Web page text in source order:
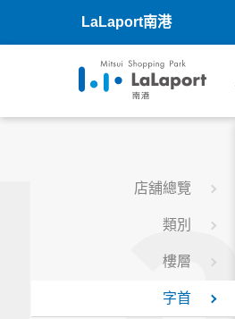
LaLaport南港
店舖總覽
類別
樓層
字首